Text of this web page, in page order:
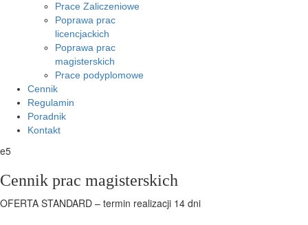
Prace Zaliczeniowe
Poprawa prac
licencjackich
Poprawa prac
magisterskich
Prace podyplomowe
Cennik
Regulamin
Poradnik
Kontakt
e5
Cennik prac magisterskich
OFERTA STANDARD – termin realizacji 14 dni